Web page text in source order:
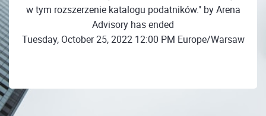
w tym rozszerzenie katalogu podatników." by Arena
Advisory has ended
Tuesday, October 25, 2022 12:00 PM Europe/Warsaw